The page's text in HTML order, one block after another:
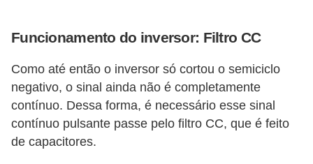
Funcionamento do inversor: Filtro CC
Como até então o inversor só cortou o semiciclo
negativo, o sinal ainda não é completamente
contínuo. Dessa forma, é necessário esse sinal
contínuo pulsante passe pelo filtro CC, que é feito
de capacitores.
s
a
H
i
s